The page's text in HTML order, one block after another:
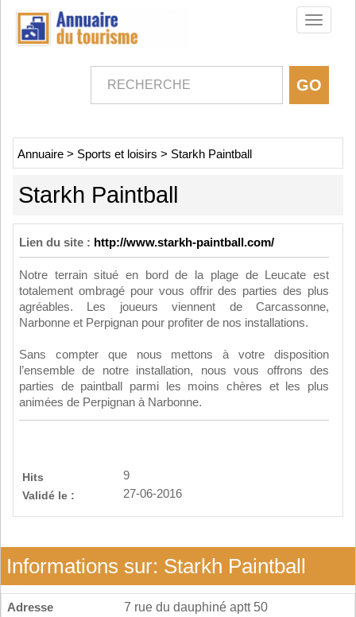
Toggle
Annuaire > Sports et loisirs > Starkh Paintball
Starkh Paintball
Lien du site : http://www.starkh-paintball.com/
Notre terrain situé en bord de la plage de Leucate est
totalement ombragé pour vous offrir des parties des plus
agréables. Les joueurs viennent de Carcassonne,
Narbonne et Perpignan pour profiter de nos installations.
Sans compter que nous mettons à votre disposition
l’ensemble de notre installation, nous vous offrons des
parties de paintball parmi les moins chères et les plus
animées de Perpignan à Narbonne.
Hits
9
Validé le :
27-06-2016
Informations sur: Starkh Paintball
Adresse
7 rue du dauphiné aptt 50